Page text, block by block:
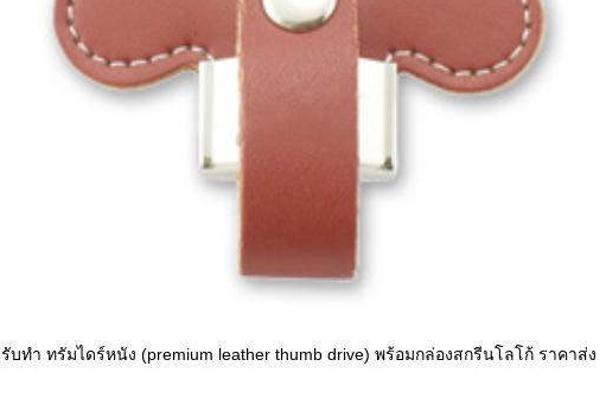
รับทำ ทรัมไดร์หนัง (premium leather thumb drive) พร้อมกล่องสกรีนโลโก้ ราคาส่ง